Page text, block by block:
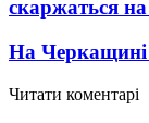
скаржаться
На
Читати коментарі